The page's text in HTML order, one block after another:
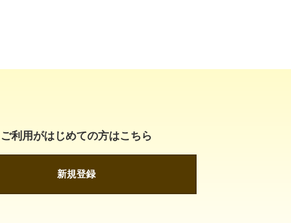
ご利用がはじめての方はこちら
新規登録